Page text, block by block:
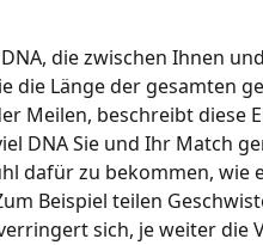
die zwischen Ihnen
die Länge der gesamten
Meilen, beschreibt diese
DNA Sie und Ihr Match
dafür zu bekommen, wie
Beispiel teilen
sich, je weiter die